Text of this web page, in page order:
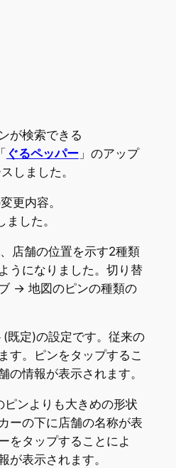
が検索できる
ぐるペッパー」のアップ
しました。
更内容。
した。
店舗の位置を示す2種類
うになりました。切り替
→ 地図のピンの種類の
既定)の設定です。従来の
す。ピンをタップするこ
の情報が表示されます。
ンよりも大きめの形状
ーの下に店舗の名称が表
をタップすることによ
が表示されます。